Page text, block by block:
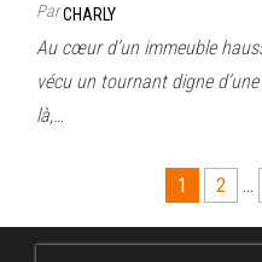
ParCHARLY
Au cœur d’un immeuble
vécu un tournant digne
là,…
des
1 2 …